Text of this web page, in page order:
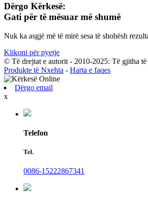
Dërgo Kërkesë:
Gati për të mësuar më shumë
Nuk ka asgjë më të mirë sesa të shohësh
Klikoni për pyetje
© Të drejtat e autorit - 2010-2025: Të gjitha të
Produkte të Nxehta - Harta e faqes
Dërgo email
x
Telefon
Tel.
0086-15222867341